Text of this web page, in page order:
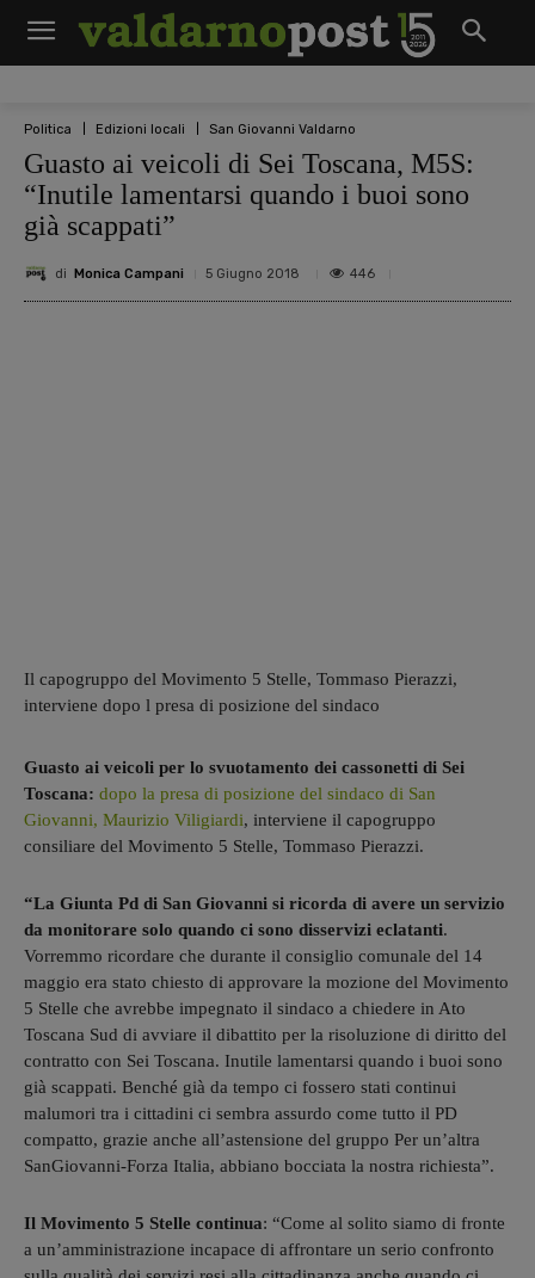
Politica Edizioni locali San Giovanni Valdarno
Guasto ai veicoli di Sei Toscana, M5S:
“Inutile lamentarsi quando i buoi sono
già scappati”
di Monica Campani 5 Giugno 2018 446
Il capogruppo del Movimento 5 Stelle, Tommaso Pierazzi,
interviene dopo l presa di posizione del sindaco
Guasto ai veicoli per lo svuotamento dei cassonetti di Sei
Toscana: dopo la presa di posizione del sindaco di San
Giovanni, Maurizio Viligiardi, interviene il capogruppo
consiliare del Movimento 5 Stelle, Tommaso Pierazzi.
“La Giunta Pd di San Giovanni si ricorda di avere un servizio
da monitorare solo quando ci sono disservizi eclatanti.
Vorremmo ricordare che durante il consiglio comunale del 14
maggio era stato chiesto di approvare la mozione del Movimento
5 Stelle che avrebbe impegnato il sindaco a chiedere in Ato
Toscana Sud di avviare il dibattito per la risoluzione di diritto del
contratto con Sei Toscana. Inutile lamentarsi quando i buoi sono
già scappati. Benché già da tempo ci fossero stati continui
malumori tra i cittadini ci sembra assurdo come tutto il PD
compatto, grazie anche all’astensione del gruppo Per un’altra
SanGiovanni-Forza Italia, abbiano bocciata la nostra richiesta”.
Il Movimento 5 Stelle continua: “Come al solito siamo di fronte
a un’amministrazione incapace di affrontare un serio confronto